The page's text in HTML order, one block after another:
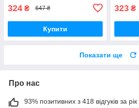
324 ₴ 647 ₴
Купити
323 ₴
Показати ще
Про нас
93% позитивних з 418 відгуків за рік